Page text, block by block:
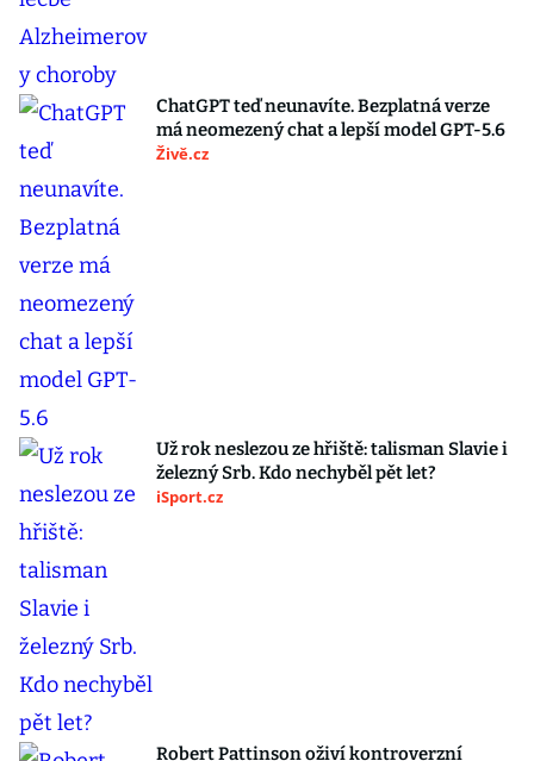
ChatGPT teď neunavíte. Bezplatná verze
má neomezený chat a lepší model GPT-5.6
Živě.cz
Už rok neslezou ze hřiště: talisman Slavie i
železný Srb. Kdo nechyběl pět let?
iSport.cz
Robert Pattinson oživí kontroverzní